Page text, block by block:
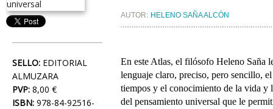
SELLO: EDITORIAL
ALMUZARA
PVP: 8,00 €
ISBN: 978-84-92516-
AUTOR: HELENO SAÑA ALCÓN
En este Atlas, el filósofo Heleno Saña
lenguaje claro, preciso, pero sencillo,
tiempos y el conocimiento de la vida y
del pensamiento universal que le